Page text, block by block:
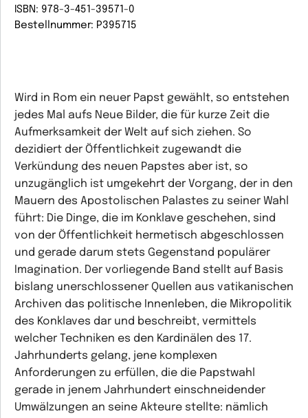
ISBN: 978-3-451-39571-0
Bestellnummer: P395715
Wird in Rom ein neuer Papst gewählt, so entstehen
jedes Mal aufs Neue Bilder, die für kurze Zeit die
Aufmerksamkeit der Welt auf sich ziehen. So
dezidiert der Öffentlichkeit zugewandt die
Verkündung des neuen Papstes aber ist, so
unzugänglich ist umgekehrt der Vorgang, der in den
Mauern des Apostolischen Palastes zu seiner Wahl
führt: Die Dinge, die im Konklave geschehen, sind
von der Öffentlichkeit hermetisch abgeschlossen
und gerade darum stets Gegenstand populärer
Imagination. Der vorliegende Band stellt auf Basis
bislang unerschlossener Quellen aus vatikanischen
Archiven das politische Innenleben, die Mikropolitik
des Konklaves dar und beschreibt, vermittels
welcher Techniken es den Kardinälen des 17.
Jahrhunderts gelang, jene komplexen
Anforderungen zu erfüllen, die die Papstwahl
gerade in jenem Jahrhundert einschneidender
Umwälzungen an seine Akteure stellte: nämlich